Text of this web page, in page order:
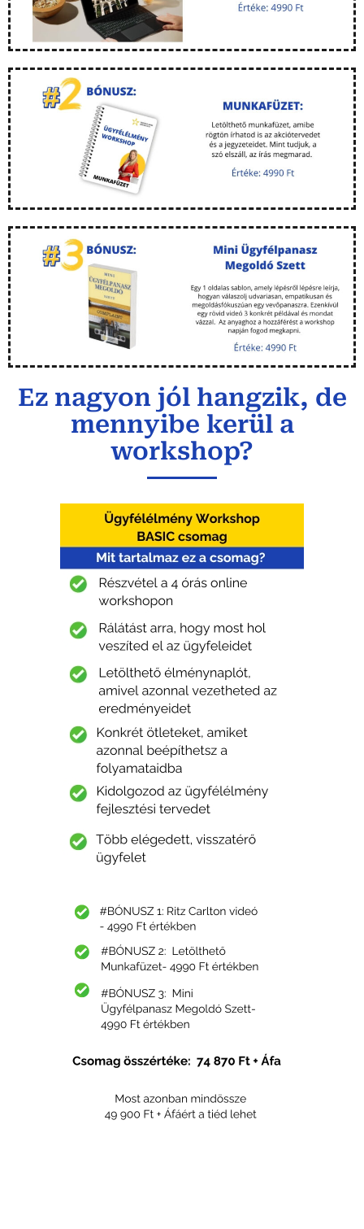
Ez nagyon jól hangzik, de
mennyibe kerül a
workshop?